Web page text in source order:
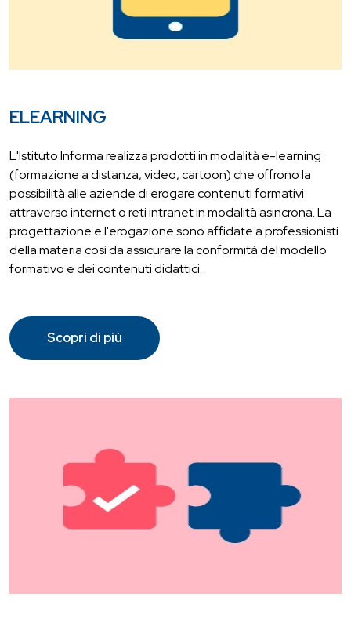
ELEARNING
L'Istituto Informa realizza prodotti in modalità e-learning
(formazione a distanza, video, cartoon) che offrono la
possibilità alle aziende di erogare contenuti formativi
attraverso internet o reti intranet in modalità asincrona. La
progettazione e l'erogazione sono affidate a professionisti
della materia così da assicurare la conformità del modello
formativo e dei contenuti didattici.
Scopri di più